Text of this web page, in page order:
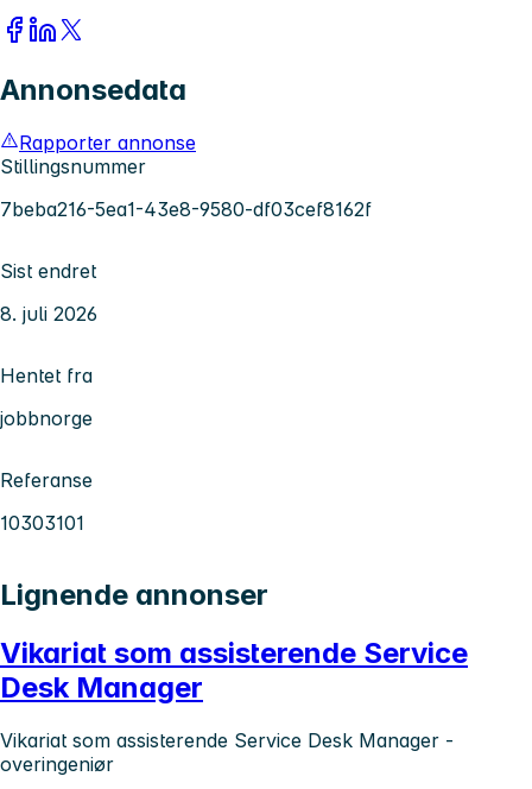
Annonsedata
Rapporter annonse
Stillingsnummer
7beba216-5ea1-43e8-9580-df03cef8162f
Sist endret
8. juli 2026
Hentet fra
jobbnorge
Referanse
10303101
Lignende annonser
Vikariat som assisterende Service
Desk Manager
Vikariat som assisterende Service Desk Manager -
overingeniør